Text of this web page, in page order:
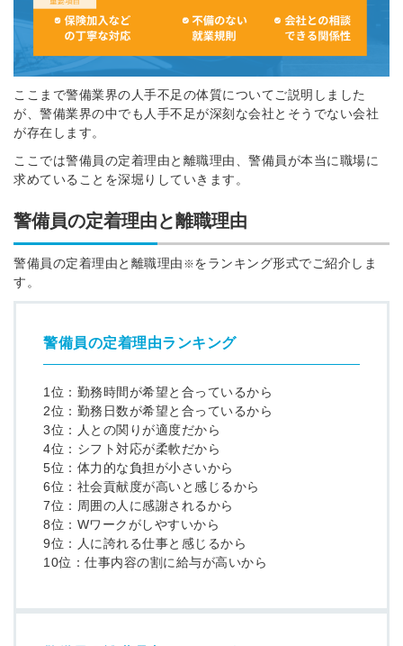
ここまで警備業界の人手不足の体質についてご説明しました
が、警備業界の中でも人手不足が深刻な会社とそうでない会社
が存在します。
ここでは警備員の定着理由と離職理由、警備員が本当に職場に
求めていることを深堀りしていきます。
警備員の定着理由と離職理由
警備員の定着理由と離職理由 ※をランキング形式でご紹介しま
す。
警備員の定着理由ランキング
1位：勤務時間が希望と合っているから
2位：勤務日数が希望と合っているから
3位：人との関りが適度だから
4位：シフト対応が柔軟だから
5位：体力的な負担が小さいから
6位：社会貢献度が高いと感じるから
7位：周囲の人に感謝されるから
8位：Wワークがしやすいから
9位：人に誇れる仕事と感じるから
10位：仕事内容の割に給与が高いから